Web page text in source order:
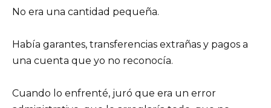
No era una cantidad pequeña.
Había garantes, transferencias extrañas y pagos a
una cuenta que yo no reconocía.
Cuando lo enfrenté, juró que era un error